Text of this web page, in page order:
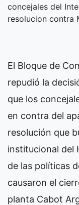
concejales del
resolucion contra
El Bloque de
repudió la
que los
en contra del
resolución que
institucional del
de las políticas
causaron el
planta Cabot